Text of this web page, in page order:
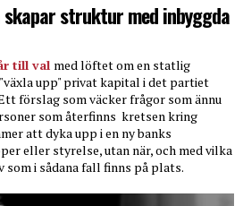
struktur med inbyggda
till val med löftet om en statlig
upp" privat kapital i det partiet
förslag som väcker frågor som ännu
som återfinns kretsen kring
att dyka upp i en ny banks
eller styrelse, utan när, och med vilka
som i sådana fall finns på plats.